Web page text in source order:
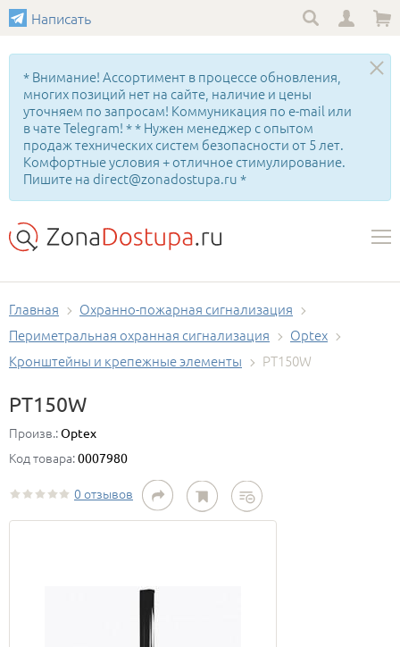
Написать
* Внимание! Ассортимент в процессе обновления,
многих позиций нет на сайте, наличие и цены
уточняем по запросам! Коммуникация по e-mail или
в чате Telegram! * * Нужен менеджер с опытом
продаж технических систем безопасности от 5 лет.
Комфортные условия + отличное стимулирование.
Пишите на direct@zonadostupa.ru *
Главная
Охранно-пожарная сигнализация
Периметральная охранная сигнализация
Optex
Кронштейны и крепежные элементы
PT150W
PT150W
Произв.:Optex
Код товара:0007980
0 отзывов